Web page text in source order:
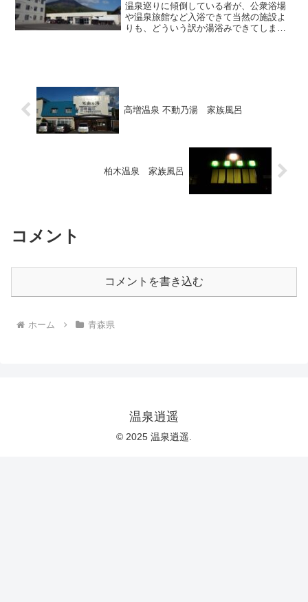
温泉巡りに傾倒している者が、公衆浴場
や温泉旅館など入浴できて当然の施設よ
りも、どういう訳か湯浴みできてしま
高増温泉 不動乃湯 家族風呂
柏木温泉 家族風呂
コメント
コメントを書き込む
ホーム 青森県
温泉逍遥
© 2025 温泉逍遥.